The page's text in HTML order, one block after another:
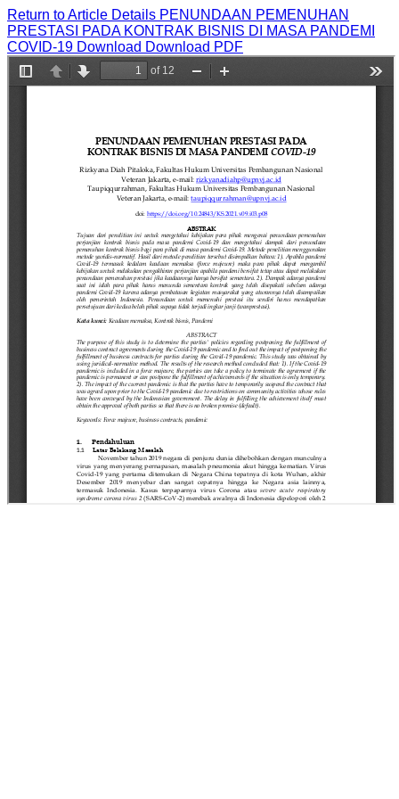
Return to Article Details PENUNDAAN PEMENUHAN
PRESTASI PADA KONTRAK BISNIS DI MASA PANDEMI
COVID-19 Download Download PDF